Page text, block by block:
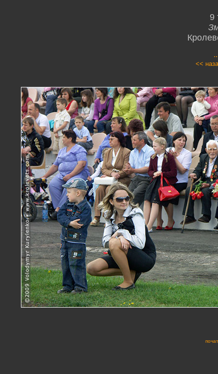
9
<<